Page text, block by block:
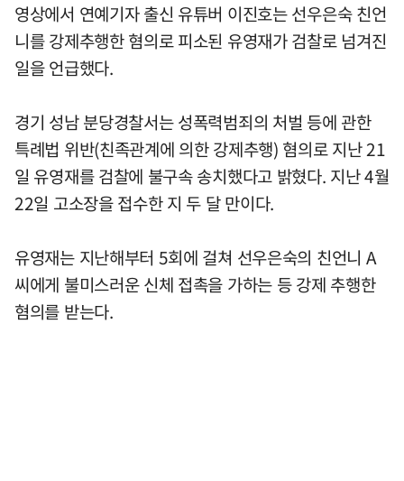
영상에서 연예기자 출신 유튜버 이진호는 선우은숙 친언
니를 강제추행한 혐의로 피소된 유영재가 검찰로 넘겨진
일을 언급했다.
경기 성남 분당경찰서는 성폭력범죄의 처벌 등에 관한
특례법 위반(친족관계에 의한 강제추행) 혐의로 지난 21
일 유영재를 검찰에 불구속 송치했다고 밝혔다. 지난 4월
22일 고소장을 접수한 지 두 달 만이다.
유영재는 지난해부터 5회에 걸쳐 선우은숙의 친언니 A
씨에게 불미스러운 신체 접촉을 가하는 등 강제 추행한
혐의를 받는다.